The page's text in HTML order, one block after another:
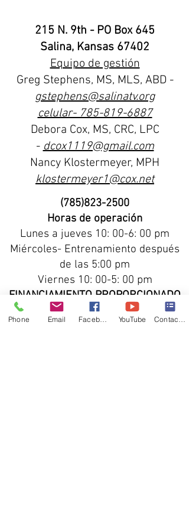
215 N. 9th - PO Box 645
Salina, Kansas 67402
Equipo de gestión
Greg Stephens, MS, MLS, ABD -
gstephens@salinatv.org
celular- 785-819-6887
Debora Cox, MS, CRC, LPC
-dcox1119@gmail.com
Nancy Klostermeyer, MPH
klostermeyer1@cox.net
(785)823-2500
Horas de operación
Lunes a jueves 10: 00-6: 00 pm
Miércoles- Entrenamiento después
de las 5:00 pm
Viernes 10: 00-5: 00 pm
FINANCIAMIENTO PROPORCIONADO
POR
Ciudad de Salina y
condado de
Phone Email YouTube